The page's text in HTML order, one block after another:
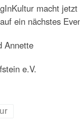
macht
ein nächstes
Annette
e.V.